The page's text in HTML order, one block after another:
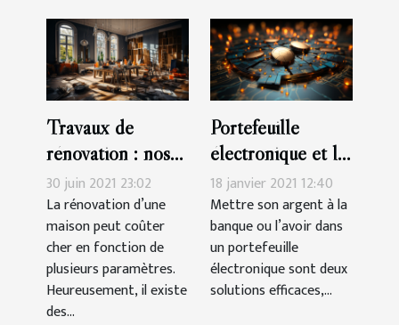
Travaux de
rénovation : nos
astuces pour les
faire à petit prix
30 juin 2021 23:02
La rénovation d’une
maison peut coûter
cher en fonction de
plusieurs paramètres.
Heureusement, il existe
des...
Portefeuille
électronique et la
banque : que
choisir ?
18 janvier 2021 12:40
Mettre son argent à la
banque ou l’avoir dans
un portefeuille
électronique sont deux
solutions efficaces,...